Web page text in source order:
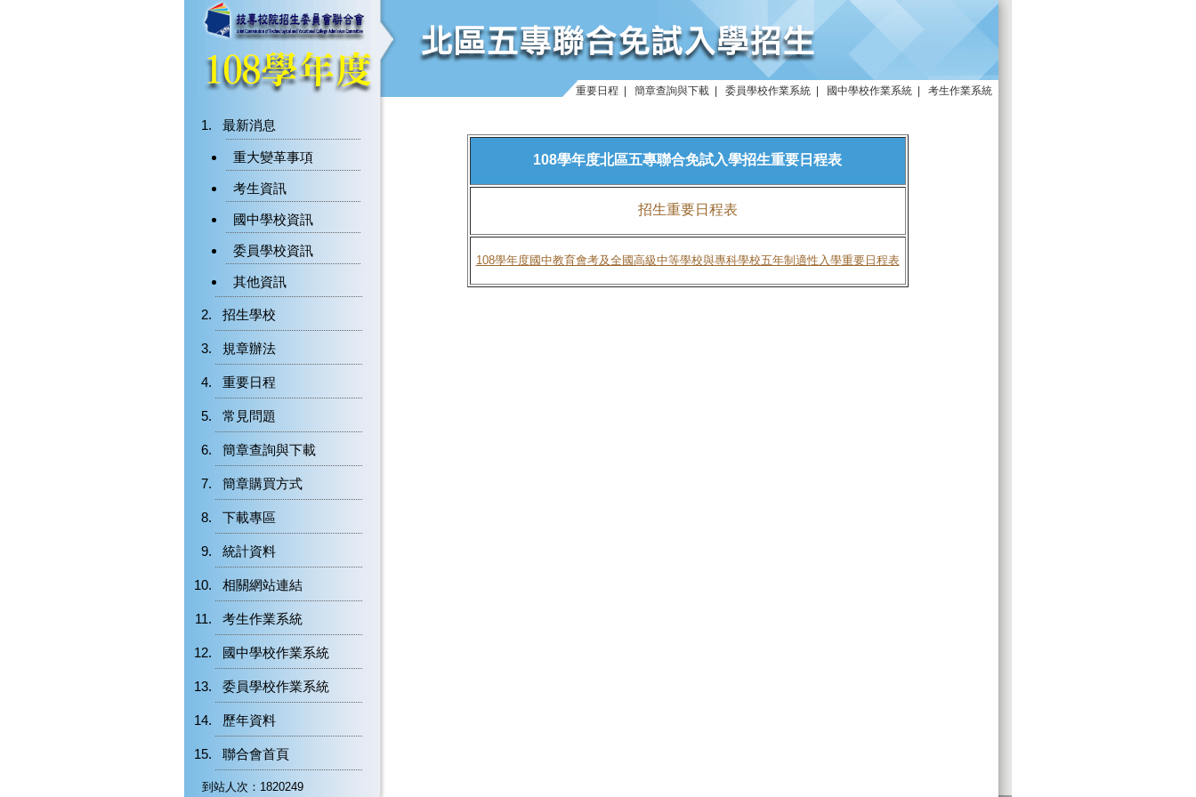
重要日程 簡章查詢與下載 委員學校作業系統 國中學校作業系統 考生作業系統
最新消息
重大變革事項
考生資訊
國中學校資訊
委員學校資訊
其他資訊
招生學校
規章辦法
重要日程
常見問題
簡章查詢與下載
簡章購買方式
下載專區
統計資料
相關網站連結
考生作業系統
國中學校作業系統
委員學校作業系統
歷年資料
聯合會首頁
到站人次：1820249
108學年度北區五專聯合免試入學招生重要日程表
招生重要日程表
108學年度國中教育會考及全國高級中等學校與專科學校五年制適性入學重要日程表